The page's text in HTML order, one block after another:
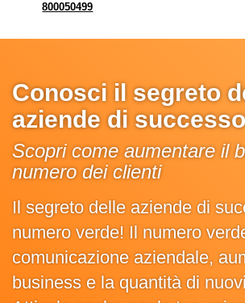
800050499
Conosci il segreto
aziende di
Scopri come aumentare il
numero dei clienti
Il segreto delle aziende di
numero verde! Il numero
comunicazione aziendale,
business e la quantità di